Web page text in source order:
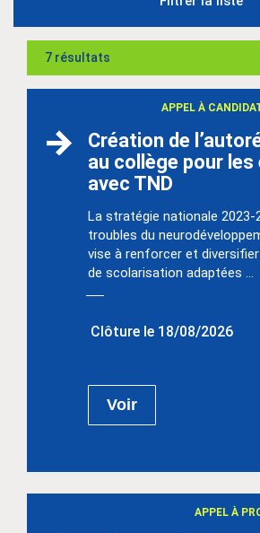
7 résultats
Création de
au collège pour les
avec TND
APPEL À
La stratégie nationale 2023-
troubles du
vise à renforcer et
de scolarisation adaptées ...
Clôture le 18/08/2026
Voir
APPEL À